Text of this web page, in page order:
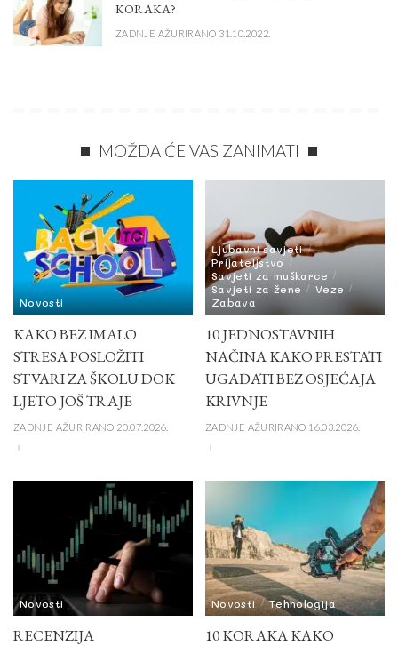
KORAKA?
ZADNJE AŽURIRANO 31.10.2022.
MOŽDA ĆE VAS ZANIMATI
Novosti
KAKO BEZ IMALO
STRESA POSLOŽITI
STVARI ZA ŠKOLU DOK
LJETO JOŠ TRAJE
ZADNJE AŽURIRANO 20.07.2026.
Ljubavni savjeti
Prijateljstvo
Savjeti za muškarce
Savjeti za žene
Veze
Zabava
10 JEDNOSTAVNIH
NAČINA KAKO PRESTATI
UGAĐATI BEZ OSJEĆAJA
KRIVNJE
ZADNJE AŽURIRANO 16.03.2026.
Novosti
RECENZIJA
Novosti Tehnologija
10 KORAKA KAKO